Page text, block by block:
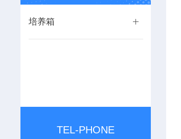
培养箱
TEL-PHONE